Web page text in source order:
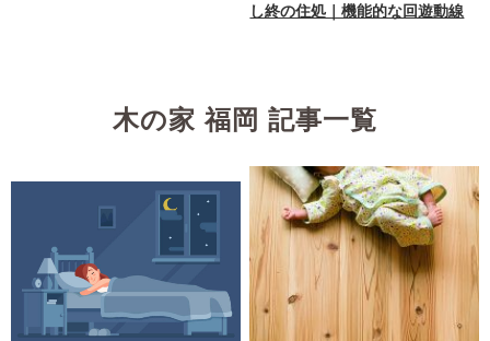
し終の住処｜機能的な回遊動線
木の家 福岡 記事一覧